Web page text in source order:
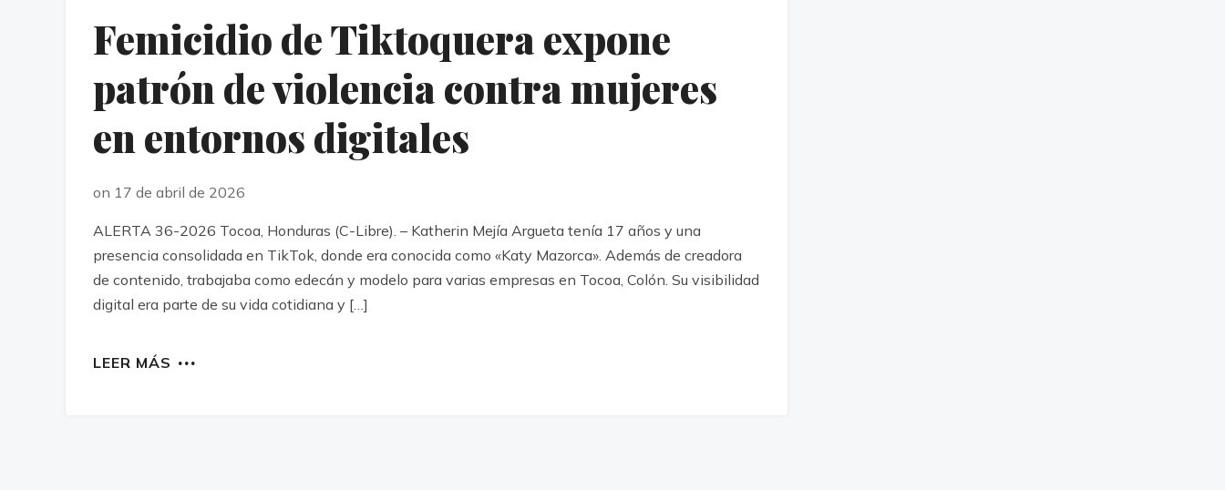
Femicidio de Tiktoquera expone
patrón de violencia contra mujeres
en entornos digitales
on 17 de abril de 2026
ALERTA 36-2026 Tocoa, Honduras (C-Libre). – Katherin Mejía Argueta tenía 17 años y una
presencia consolidada en TikTok, donde era conocida como «Katy Mazorca». Además de creadora
de contenido, trabajaba como edecán y modelo para varias empresas en Tocoa, Colón. Su visibilidad
digital era parte de su vida cotidiana y […]
LEER MÁS